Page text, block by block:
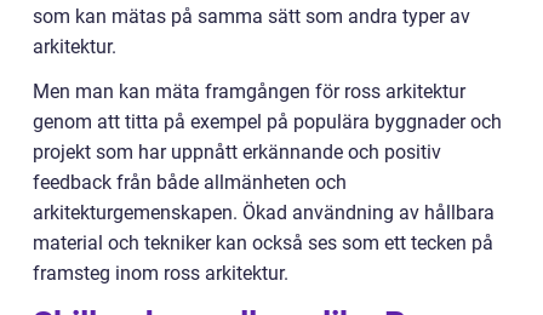
som kan mätas på samma sätt som andra typer av
arkitektur.
Men man kan mäta framgången för ross arkitektur
genom att titta på exempel på populära byggnader och
projekt som har uppnått erkännande och positiv
feedback från både allmänheten och
arkitekturgemenskapen. Ökad användning av hållbara
material och tekniker kan också ses som ett tecken på
framsteg inom ross arkitektur.